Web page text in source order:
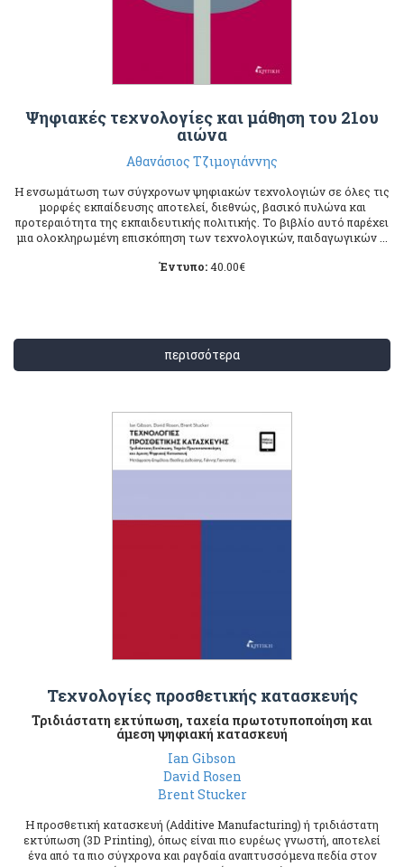
Ψηφιακές τεχνολογίες και μάθηση του 21ου
αιώνα
Αθανάσιος Τζιμογιάννης
Η ενσωμάτωση των σύγχρονων ψηφιακών τεχνολογιών σε όλες τις
μορφές εκπαίδευσης αποτελεί, διεθνώς, βασικό πυλώνα και
προτεραιότητα της εκπαιδευτικής πολιτικής. To βιβλίο αυτό παρέχει
μια ολοκληρωμένη επισκόπηση των τεχνολογικών, παιδαγωγικών ...
Έντυπο:40.00€
περισσότερα
Τεχνολογίες προσθετικής κατασκευής
Τριδιάστατη εκτύπωση, ταχεία πρωτοτυποποίηση και
άμεση ψηφιακή κατασκευή
Ιan Gibson
David Rosen
Brent Stucker
Η προσθετική κατασκευή (Additive Manufacturing) ή τριδιάστατη
εκτύπωση (3D Printing), όπως είναι πιο ευρέως γνωστή, αποτελεί
ένα από τα πιο σύγχρονα και ραγδαία αναπτυσσόμενα πεδία στον